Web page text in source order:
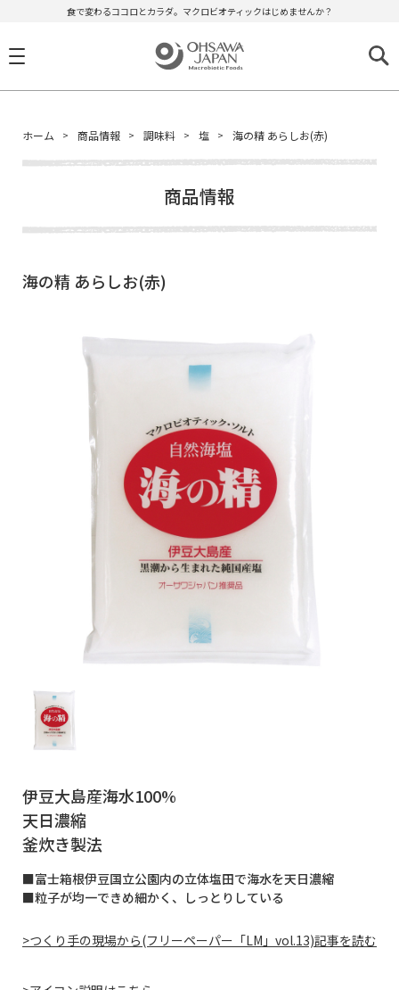
食で変わるココロとカラダ。マクロビオティックはじめませんか？
ホーム 商品情報 調味料 塩 海の精 あらしお(赤)
商品情報
海の精 あらしお(赤)
伊豆大島産海水100%
天日濃縮
釜炊き製法
■富士箱根伊豆国立公園内の立体塩田で海水を天日濃縮
■粒子が均一できめ細かく、しっとりしている
>つくり手の現場から(フリーペーパー「LM」vol.13)記事を読む